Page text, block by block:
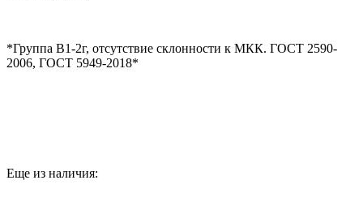
*Группа В1-2г, отсутствие склонности к МКК. ГОСТ 2590-
2006, ГОСТ 5949-2018*
Еще из наличия: